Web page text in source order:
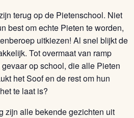
terug op de Pietenschool. Niet
best om echte Pieten te worden,
uitkiezen! Al snel blijkt de
Tot overmaat van ramp
op school, die alle Pieten
het Soof en de rest om hun
te laat is?
zijn alle bekende gezichten uit